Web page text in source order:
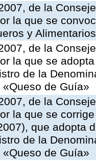
de la
la que se
y
de la
la que se
de la
de Guía»
de la
la que se
que adopta
de la
de Guía»